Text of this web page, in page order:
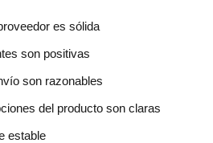
es sólida
son positivas
son razonables
del producto son claras
estable